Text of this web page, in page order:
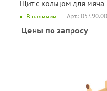
Щит с кольцом для мяча
В наличии Арт.: 057.90.00
Цены по запросу